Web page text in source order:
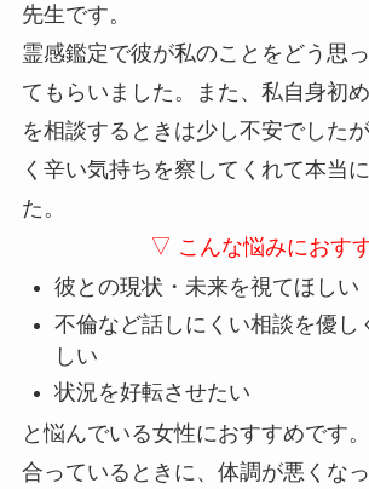
先生です。
霊感鑑定で彼が私のことをどう思
てもらいました。また、私自身初
を相談するときは少し不安でした
く辛い気持ちを察してくれて本当
た。
▽ こんな悩みにおす
彼との現状・未来を視てほしい
不倫など話しにくい相談を優し
しい
状況を好転させたい
と悩んでいる女性におすすめです
合っているときに、体調が悪くな